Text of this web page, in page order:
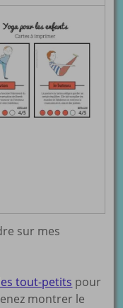
sur mes
tout-petits pour
montrer le